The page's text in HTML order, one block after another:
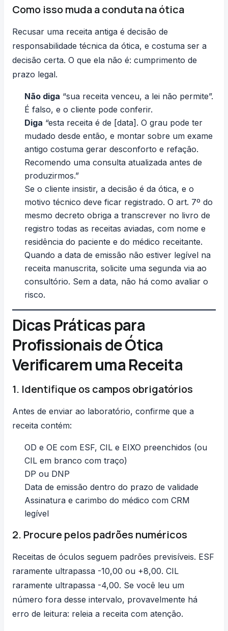
Como isso muda a conduta na ótica
Recusar uma receita antiga é decisão de
responsabilidade técnica da ótica, e costuma ser a
decisão certa. O que ela não é: cumprimento de
prazo legal.
Não diga “sua receita venceu, a lei não permite”.
É falso, e o cliente pode conferir.
Diga “esta receita é de [data]. O grau pode ter
mudado desde então, e montar sobre um exame
antigo costuma gerar desconforto e refação.
Recomendo uma consulta atualizada antes de
produzirmos.”
Se o cliente insistir, a decisão é da ótica, e o
motivo técnico deve ficar registrado. O art. 7º do
mesmo decreto obriga a transcrever no livro de
registro todas as receitas aviadas, com nome e
residência do paciente e do médico receitante.
Quando a data de emissão não estiver legível na
receita manuscrita, solicite uma segunda via ao
consultório. Sem a data, não há como avaliar o
risco.
Dicas Práticas para
Profissionais de Ótica
Verificarem uma Receita
1. Identifique os campos obrigatórios
Antes de enviar ao laboratório, confirme que a
receita contém:
OD e OE com ESF, CIL e EIXO preenchidos (ou
CIL em branco com traço)
DP ou DNP
Data de emissão dentro do prazo de validade
Assinatura e carimbo do médico com CRM
legível
2. Procure pelos padrões numéricos
Receitas de óculos seguem padrões previsíveis. ESF
raramente ultrapassa -10,00 ou +8,00. CIL
raramente ultrapassa -4,00. Se você leu um
número fora desse intervalo, provavelmente há
erro de leitura: releia a receita com atenção.